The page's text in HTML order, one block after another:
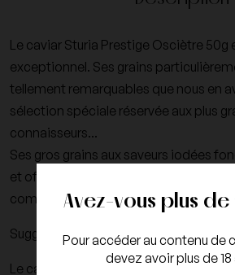
Avez-vous plus de
Pour accéder au contenu de
devez avoir plus de 18
Le caviar Sturia Prestige Osciètre 50g
exceptionnel. Ses grains
tellement remarquables que nous en
sélection spéciale réservée aux plus
connaisseurs...
Ses gros grains aux saveurs iodées
et offrent une longueur en bouche
complexe et raffinée.
Suggestion:
Le caviar Sturia Oscietre Prestige est